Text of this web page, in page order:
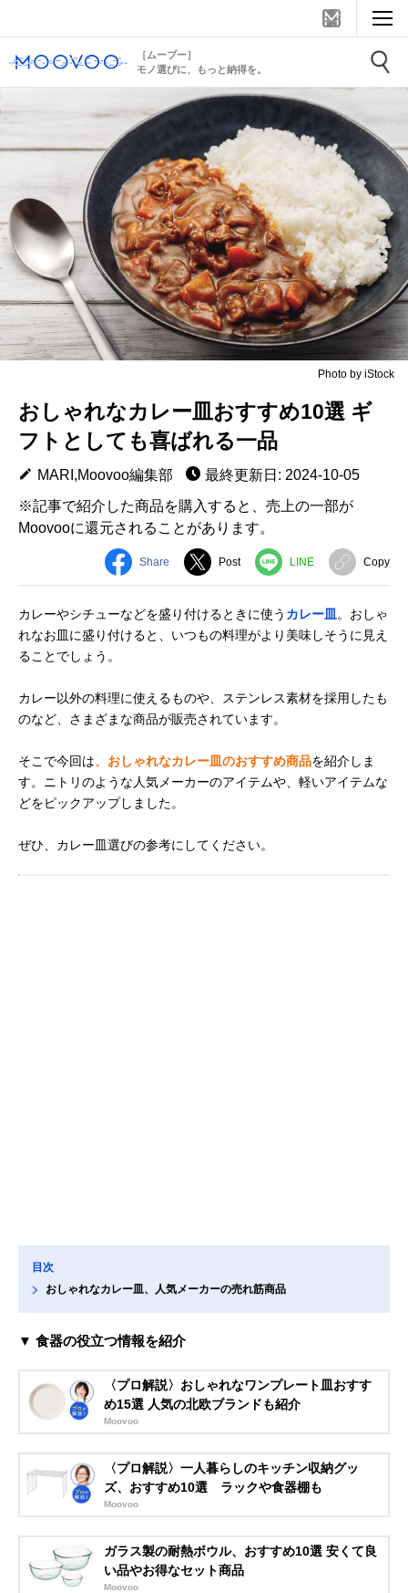
［ムーブー］
モノ選びに、もっと納得を。
Photo by iStock
おしゃれなカレー皿おすすめ10選 ギ
フトとしても喜ばれる一品
MARI,Moovoo編集部
最終更新日: 2024-10-05
※記事で紹介した商品を購入すると、売上の一部が
Moovooに還元されることがあります。
Share Post LINE Copy
カレーやシチューなどを盛り付けるときに使う カレー皿 。おしゃ
れなお皿に盛り付けると、いつもの料理がより美味しそうに見え
ることでしょう。
カレー以外の料理に使えるものや、ステンレス素材を採用したも
のなど、さまざまな商品が販売されています。
そこで今回は、おしゃれなカレー皿のおすすめ商品を紹介しま
す。ニトリのような人気メーカーのアイテムや、軽いアイテムな
どをピックアップしました。
ぜひ、カレー皿選びの参考にしてください。
目次
おしゃれなカレー皿、人気メーカーの売れ筋商品
▼ 食器の役立つ情報を紹介
〈プロ解説〉おしゃれなワンプレート皿おすす
め15選 人気の北欧ブランドも紹介
Moovoo
〈プロ解説〉一人暮らしのキッチン収納グッ
ズ、おすすめ10選 ラックや食器棚も
Moovoo
ガラス製の耐熱ボウル、おすすめ10選 安くて良
い品やお得なセット商品
Moovoo